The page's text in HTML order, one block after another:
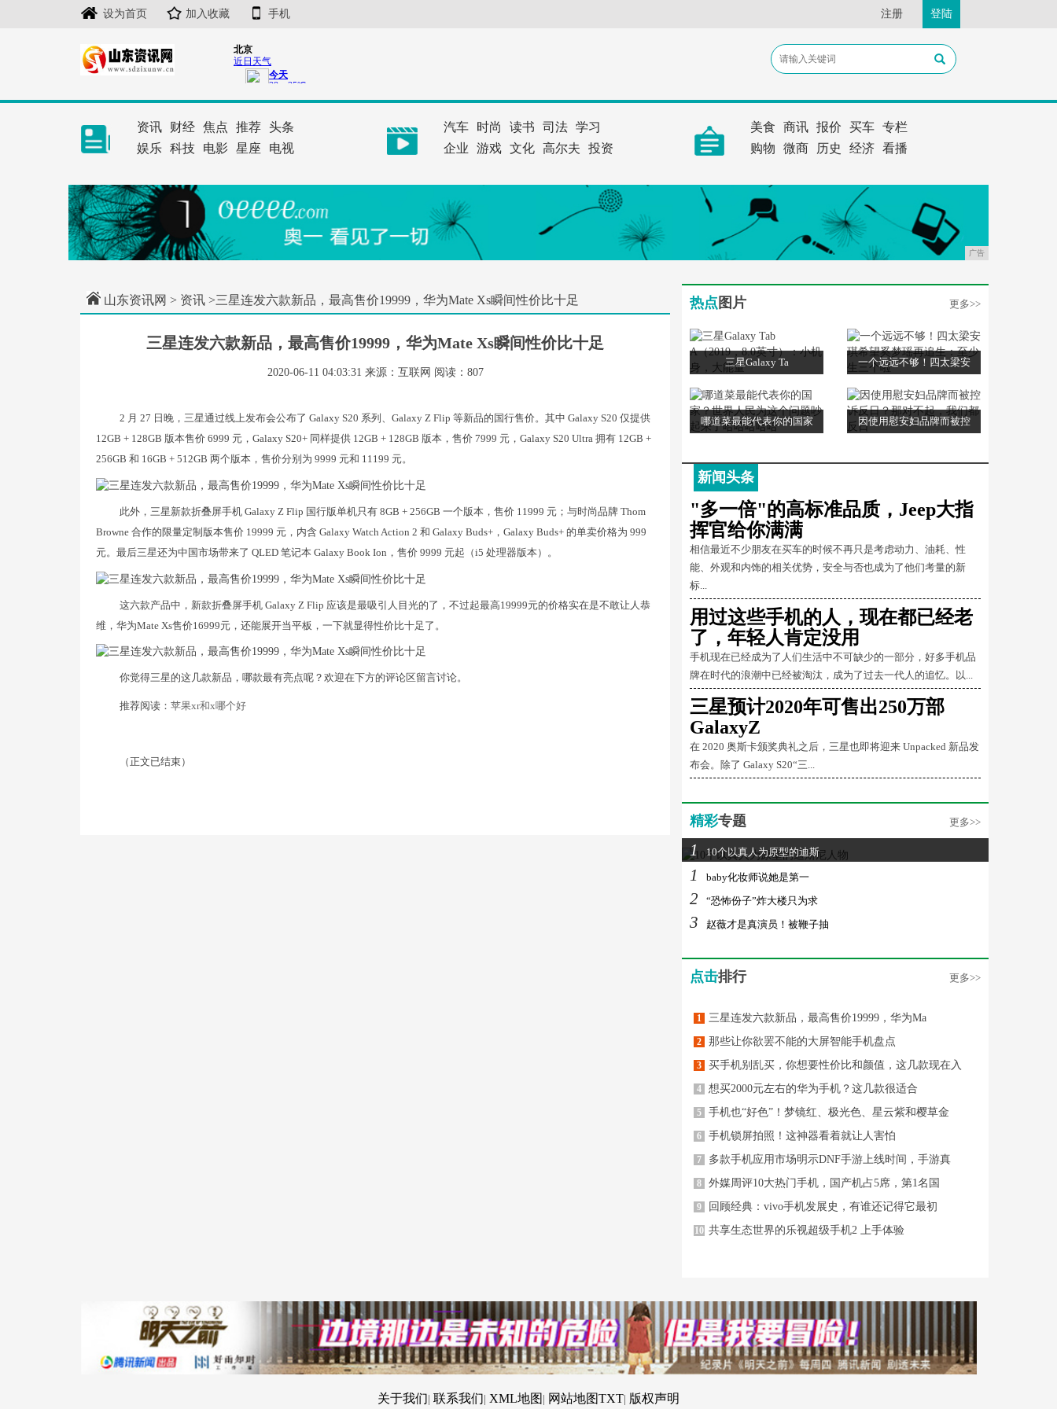
设为首页 加入收藏 手机 注册 登陆
资讯 财经 焦点 推荐 头条
娱乐 科技 电影 星座 电视
汽车 时尚 读书 司法 学习
企业
游戏 文化 高尔夫 投资
美食 商讯 报价 买车 专栏
购物
微商 历史 经济 看播
广告
山东资讯网 > 资讯 >三星连发六款新品，最高售价19999，华为Mate Xs瞬间性价比十足
三星连发六款新品，最高售价19999，华为Mate Xs瞬间性价比十足
2020-06-11 04:03:31 来源：互联网 阅读：807
2 月 27 日晚，三星通过线上发布会公布了 Galaxy S20 系列、Galaxy Z Flip 等新品的国行售价。其中 Galaxy S20 仅提供
12GB + 128GB 版本售价 6999 元，Galaxy S20+ 同样提供 12GB + 128GB 版本，售价 7999 元，Galaxy S20 Ultra 拥有 12GB +
256GB 和 16GB + 512GB 两个版本，售价分别为 9999 元和 11199 元。
此外，三星新款折叠屏手机 Galaxy Z Flip 国行版单机只有 8GB + 256GB 一个版本，售价 11999 元；与时尚品牌 Thom
Browne 合作的限量定制版本售价 19999 元，内含 Galaxy Watch Action 2 和 Galaxy Buds+，Galaxy Buds+ 的单卖价格为 999
元。最后三星还为中国市场带来了 QLED 笔记本 Galaxy Book Ion，售价 9999 元起（i5 处理器版本）。
这六款产品中，新款折叠屏手机 Galaxy Z Flip 应该是最吸引人目光的了，不过起最高19999元的价格实在是不敢让人恭
维，华为Mate Xs售价16999元，还能展开当平板，一下就显得性价比十足了。
你觉得三星的这几款新品，哪款最有亮点呢？欢迎在下方的评论区留言讨论。
推荐阅读： 苹果xr和x哪个好
（正文已结束）
热点 图片 更多>>
三星Galaxy Ta 一个远远不够！四太梁安
哪道菜最能代表你的国家 因使用慰安妇品牌而被控
新闻头条
"多一倍"的高标准品质，Jeep大指
挥官给你满满
相信最近不少朋友在买车的时候不再只是考虑动力、油耗、性
能、外观和内饰的相关优势，安全与否也成为了他们考量的新
标...
用过这些手机的人，现在都已经老
了，年轻人肯定没用
手机现在已经成为了人们生活中不可缺少的一部分，好多手机品
牌在时代的浪潮中已经被淘汰，成为了过去一代人的追忆。以...
三星预计2020年可售出250万部
GalaxyZ
在 2020 奥斯卡颁奖典礼之后，三星也即将迎来 Unpacked 新品发
布会。除了 Galaxy S20“三...
精彩专题 更多>>
1 10个以真人为原型的迪斯
1 baby化妆师说她是第一
2 “恐怖份子”炸大楼只为求
3 赵薇才是真演员！被鞭子抽
点击排行 更多>>
1 三星连发六款新品，最高售价19999，华为Ma
2 那些让你欲罢不能的大屏智能手机盘点
3 买手机别乱买，你想要性价比和颜值，这几款现在入
4 想买2000元左右的华为手机？这几款很适合
5 手机也“好色”！梦镜红、极光色、星云紫和樱草金
6 手机锁屏拍照！这神器看着就让人害怕
7 多款手机应用市场明示DNF手游上线时间，手游真
8 外媒周评10大热门手机，国产机占5席，第1名国
9 回顾经典：vivo手机发展史，有谁还记得它最初
10 共享生态世界的乐视超级手机2 上手体验
关于我们 联系我们 XML地图 网站地图TXT 版权声明